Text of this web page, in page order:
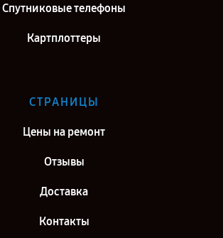
Спутниковые телефоны
Картплоттеры
СТРАНИЦЫ
Цены на ремонт
Отзывы
Доставка
Контакты